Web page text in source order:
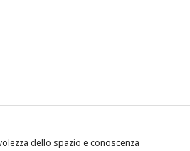
dello spazio e conoscenza